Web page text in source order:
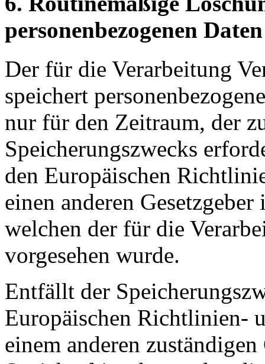
personenbezogenen Daten
Der für die Verarbeitung
speichert
nur für den Zeitraum, der
Speicherungszwecks
den Europäischen
einen anderen
welchen der für die
vorgesehen wurde.
Entfällt der
Europäischen Richtlinien-
einem anderen